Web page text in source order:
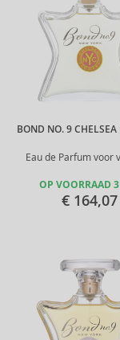
BOND NO. 9 CHELSEA
Eau de Parfum voor
OP VOORRAAD 3
€ 164,07